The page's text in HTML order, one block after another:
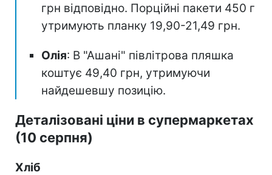
грн відповідно. Порційні пакети 450 г
утримують планку 19,90-21,49 грн.
Олія: В "Ашані" півлітрова пляшка
коштує 49,40 грн, утримуючи
найдешевшу позицію.
Деталізовані ціни в супермаркетах
(10 серпня)
Хліб